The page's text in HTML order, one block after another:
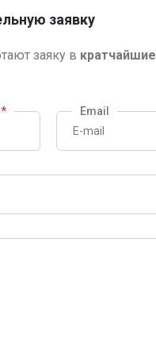
заявку
заяку в кратчайшие
* Email